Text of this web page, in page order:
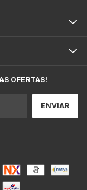
OFERTAS!